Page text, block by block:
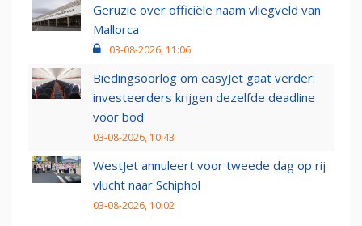
Geruzie over officiële naam vliegveld van
Mallorca
03-08-2026, 11:06
Biedingsoorlog om easyJet gaat verder:
investeerders krijgen dezelfde deadline
voor bod
03-08-2026, 10:43
WestJet annuleert voor tweede dag op rij
vlucht naar Schiphol
03-08-2026, 10:02